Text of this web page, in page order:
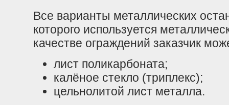
Все варианты металлических
которого используется
качестве ограждений заказчик
лист поликарбоната;
калёное стекло (триплекс);
цельнолитой лист металла.